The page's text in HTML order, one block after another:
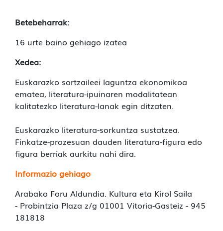
Betebeharrak:
16 urte baino gehiago izatea
Xedea:
Euskarazko sortzaileei laguntza ekonomikoa
ematea, literatura-ipuinaren modalitatean
kalitatezko literatura-lanak egin ditzaten.
Euskarazko literatura-sorkuntza sustatzea.
Finkatze-prozesuan dauden literatura-figura edo
figura berriak aurkitu nahi dira.
Informazio gehiago
Arabako Foru Aldundia. Kultura eta Kirol Saila
- Probintzia Plaza z/g 01001 Vitoria-Gasteiz - 945
181818